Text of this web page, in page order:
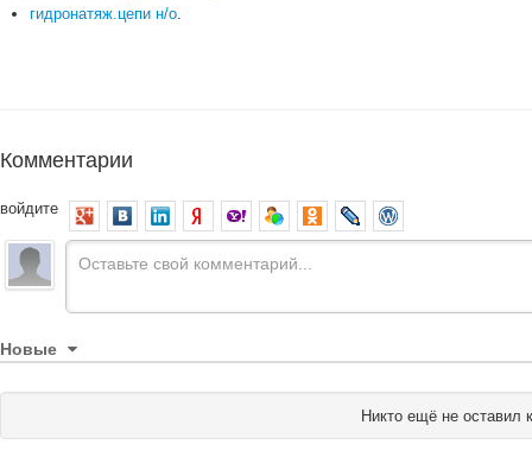
гидронатяж.цепи н/о.
Комментарии
войдите
Новые
Никто ещё не оставил